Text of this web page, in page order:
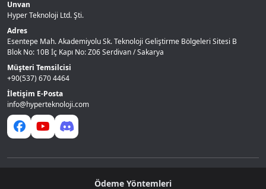
Unvan
Hyper Teknoloji Ltd. Şti.
Adres
Esentepe Mah. Akademiyolu Sk. Teknoloji Geliştirme Bölgeleri Sitesi B
Blok No: 10B İç Kapı No: Z06 Serdivan / Sakarya
Müşteri Temsilcisi
+90(537) 670 4464
İletişim E-Posta
info@hyperteknoloji.com
Ödeme Yöntemleri